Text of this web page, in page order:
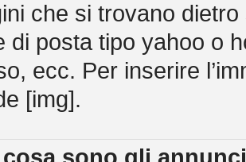
che si trovano
di posta tipo yahoo o
ecc. Per inserire
[img].